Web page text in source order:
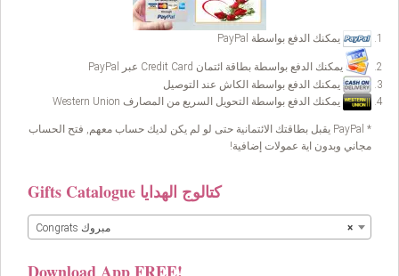
يمكنك الدفع بواسطة PayPal
يمكنك الدفع بواسطة بطاقة ائتمان Credit Card عبر PayPal
يمكنك الدفع بواسطة الكاش عند التوصيل
يمكنك الدفع بواسطة التحويل السريع من المصارف Western Union
* PayPal يقبل بطاقتك الائتمانية حتى لو لم يكن لديك حساب معهم, فتح الحساب
مجاني وبدون اية عمولات إضافية!
Gifts Catalogue كتالوج الهدايا
× Congrats مبروك